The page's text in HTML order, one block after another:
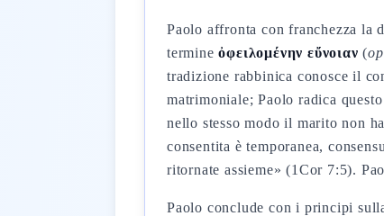
Paolo affronta con franchezza la
termineὀφειλομένην εὔνοιαν (
tradizione rabbinica conosce il
matrimoniale; Paolo radica
nello stesso modo il marito non
consentita è temporanea,
ritornate assieme» (1Cor 7:5).
Paolo conclude con i principi